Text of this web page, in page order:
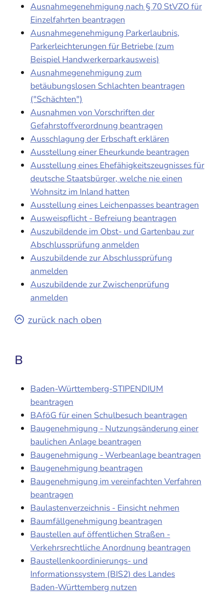
Ausnahmegenehmigung nach § 70 StVZO für
Einzelfahrten beantragen
Ausnahmegenehmigung Parkerlaubnis,
Parkerleichterungen für Betriebe (zum
Beispiel Handwerkerparkausweis)
Ausnahmegenehmigung zum
betäubungslosen Schlachten beantragen
("Schächten")
Ausnahmen von Vorschriften der
Gefahrstoffverordnung beantragen
Ausschlagung der Erbschaft erklären
Ausstellung einer Eheurkunde beantragen
Ausstellung eines Ehefähigkeitszeugnisses für
deutsche Staatsbürger, welche nie einen
Wohnsitz im Inland hatten
Ausstellung eines Leichenpasses beantragen
Ausweispflicht - Befreiung beantragen
Auszubildende im Obst- und Gartenbau zur
Abschlussprüfung anmelden
Auszubildende zur Abschlussprüfung
anmelden
Auszubildende zur Zwischenprüfung
anmelden
zurück nach oben
B
Baden-Württemberg-STIPENDIUM
beantragen
BAföG für einen Schulbesuch beantragen
Baugenehmigung - Nutzungsänderung einer
baulichen Anlage beantragen
Baugenehmigung - Werbeanlage beantragen
Baugenehmigung beantragen
Baugenehmigung im vereinfachten Verfahren
beantragen
Baulastenverzeichnis - Einsicht nehmen
Baumfällgenehmigung beantragen
Baustellen auf öffentlichen Straßen -
Verkehrsrechtliche Anordnung beantragen
Baustellenkoordinierungs- und
Informationssystem (BIS2) des Landes
Baden-Württemberg nutzen